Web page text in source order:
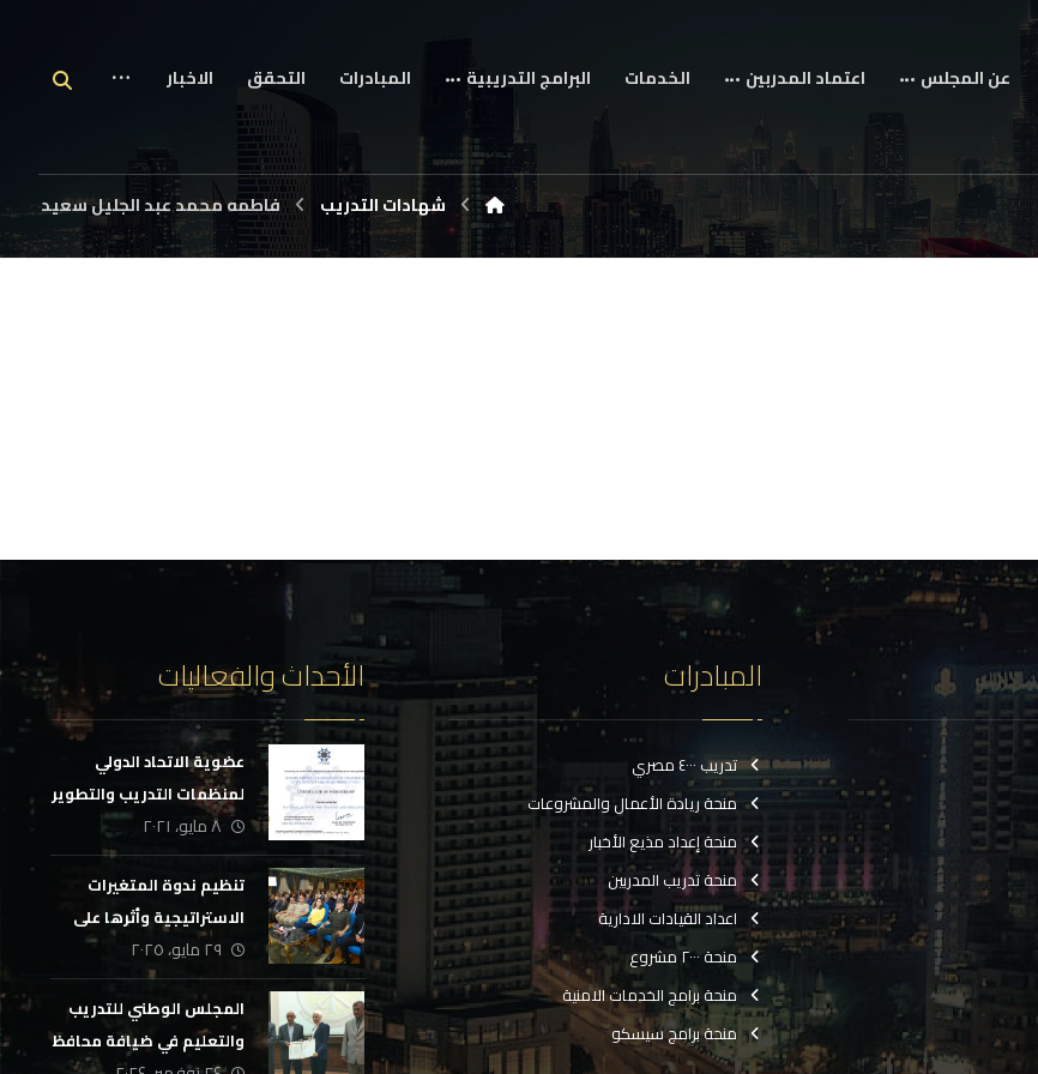
عن المجلس اعتماد المدربين الخدمات البرامج التدريبية المبادرات التحقق الاخبار
شهادات التدريب فاطمه محمد عبد الجليل سعيد
المبادرات
تدريب ٤٠٠٠ مصري
منحة ريادة الأعمال والمشروعات
منحة إعداد مذيع الأخبار
منحة تدريب المدربين
اعداد القيادات الادارية
منحة ٢٠٠٠ مشروع
منحة برامج الخدمات الامنية
منحة برامج سيسكو
الأحداث والفعاليات
عضوية الاتحاد الدولي
لمنظمات التدريب والتطوير
٨ مايو، ٢٠٢١
تنظيم ندوة المتغيرات
الاستراتيجية وأثرها على
الأمن القومي
٢٩ مايو، ٢٠٢٥
المجلس الوطني للتدريب
والتعليم في ضيافة محافظ